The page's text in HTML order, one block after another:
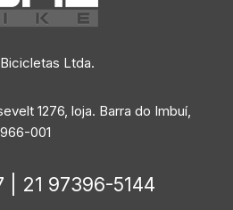
Ltda.
1276, loja. Barra do Imbuí,
001
| 21 97396-5144